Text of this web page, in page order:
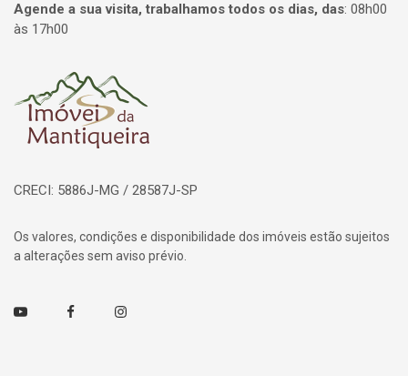
Agende a sua visita, trabalhamos todos os dias, das: 08h00
às 17h00
Página inicial
CRECI: 5886J-MG / 28587J-SP
Os valores, condições e disponibilidade dos imóveis estão sujeitos
a alterações sem aviso prévio.
Youtube FacebookInstagram